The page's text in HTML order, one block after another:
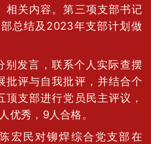
相关内容。第三项支部书记
总结及2023年支部计划做
别发言，联系个人实际查摆
批评与自我批评，并结合个
顶支部进行党员民主评议，
优秀，9人合格。
宏民对铆焊综合党支部在